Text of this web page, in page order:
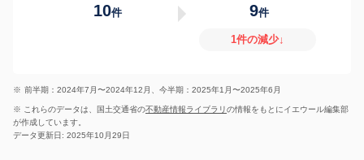
10件 9件
1件の減少↓
※ 前半期：2024年7月〜2024年12月、今半期：2025年1月〜2025年6月
※ これらのデータは、国土交通省の不動産情報ライブラリの情報をもとにイエウール編集部
が作成しています。
データ更新日: 2025年10月29日